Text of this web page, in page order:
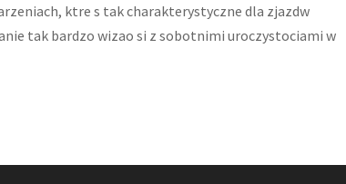
ktre s tak charakterystyczne dla zjazdw
tak bardzo wizao si z sobotnimi uroczystociami w